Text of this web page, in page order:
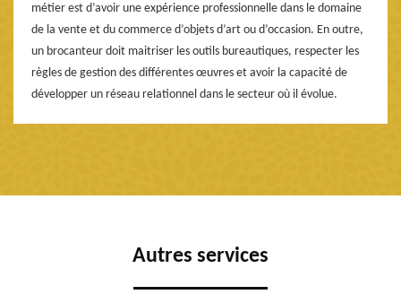
métier est d’avoir une expérience professionnelle dans le domaine
de la vente et du commerce d’objets d’art ou d’occasion. En outre,
un brocanteur doit maitriser les outils bureautiques, respecter les
règles de gestion des différentes œuvres et avoir la capacité de
développer un réseau relationnel dans le secteur où il évolue.
Autres services